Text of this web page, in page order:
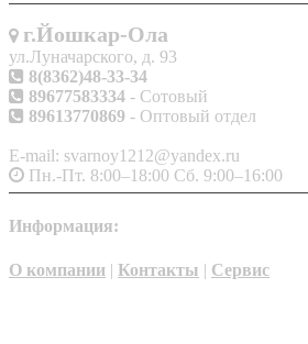
г.Йошкар-Ола
ул.Луначарского, д. 93
8(8362)48-33-34
89677583334 - Сотовый
89613770869 - Оптовый отдел
E-mail: svarnoy1212@yandex.ru
Пн.-Пт. 8:00–18:00 Сб. 9:00–16:00
Информация:
О компании | Контакты | Сервис